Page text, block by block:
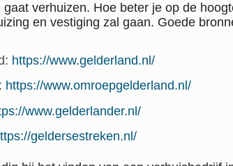
verhuizen. Hoe beter je op de
en vestiging zal gaan. Goede
https://www.gelderland.nl/
https://www.omroepgelderland.nl/
www.gelderlander.nl/
geldersestreken.nl/